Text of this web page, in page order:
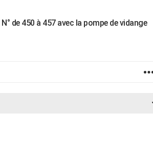
N° de 450 à 457 avec la pompe de vidange